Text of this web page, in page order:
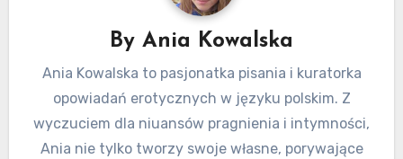
By Ania Kowalska
Ania Kowalska to pasjonatka pisania i kuratorka
opowiadań erotycznych w języku polskim. Z
wyczuciem dla niuansów pragnienia i intymności,
Ania nie tylko tworzy swoje własne, porywające